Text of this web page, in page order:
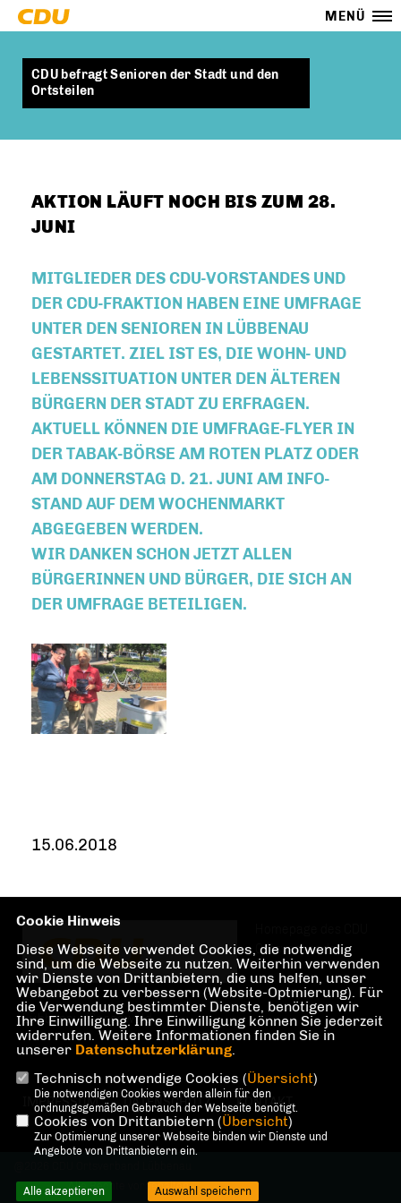
MENÜ
CDU befragt Senioren der Stadt und den
Ortsteilen
AKTION LÄUFT NOCH BIS ZUM 28.
JUNI
MITGLIEDER DES CDU-VORSTANDES UND
DER CDU-FRAKTION HABEN EINE UMFRAGE
UNTER DEN SENIOREN IN LÜBBENAU
GESTARTET. ZIEL IST ES, DIE WOHN- UND
LEBENSSITUATION UNTER DEN ÄLTEREN
BÜRGERN DER STADT ZU ERFRAGEN.
AKTUELL KÖNNEN DIE UMFRAGE-FLYER IN
DER TABAK-BÖRSE AM ROTEN PLATZ ODER
AM DONNERSTAG D. 21. JUNI AM INFO-
STAND AUF DEM WOCHENMARKT
ABGEGEBEN WERDEN.
WIR DANKEN SCHON JETZT ALLEN
BÜRGERINNEN UND BÜRGER, DIE SICH AN
DER UMFRAGE BETEILIGEN.
15.06.2018
Ortsverbandes
Lübbenau/Spreewald
IMPRESSUM DATENSCHUTZ KONTAKT
Alle Rechte vorbehalten.
Cookie Hinweis
Diese Webseite verwendet Cookies, die notwendig
sind, um die Webseite zu nutzen. Weiterhin verwenden
wir Dienste von Drittanbietern, die uns helfen, unser
Webangebot zu verbessern (Website-Optmierung). Für
die Verwendung bestimmter Dienste, benötigen wir
Ihre Einwilligung. Ihre Einwilligung können Sie jederzeit
widerrufen. Weitere Informationen finden Sie in
unserer Datenschutzerklärung.
Technisch notwendige Cookies (Übersicht)
Die notwendigen Cookies werden allein für den
ordnungsgemäßen Gebrauch der Webseite benötigt.
Cookies von Drittanbietern (Übersicht)
Zur Optimierung unserer Webseite binden wir Dienste und
Angebote von Drittanbietern ein.
Alle akzeptieren Auswahl speichern